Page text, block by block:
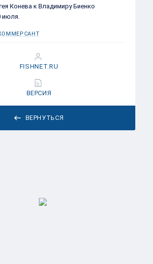
Конева к Владимиру Биенко
июля.
ВЕРНУТЬСЯ
FISHNET.RU
ВЕРСИЯ